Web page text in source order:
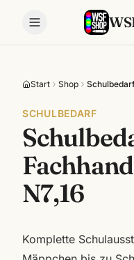
Start Shop
SCHULBEDARF
N7,16
Komplette